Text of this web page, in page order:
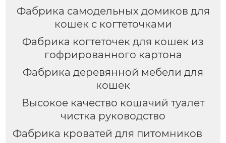
Фабрика самодельных домиков для
кошек с когтеточками
Фабрика когтеточек для кошек из
гофрированного картона
Фабрика деревянной мебели для
кошек
Высокое качество кошачий туалет
чистка руководство
Фабрика кроватей для питомников